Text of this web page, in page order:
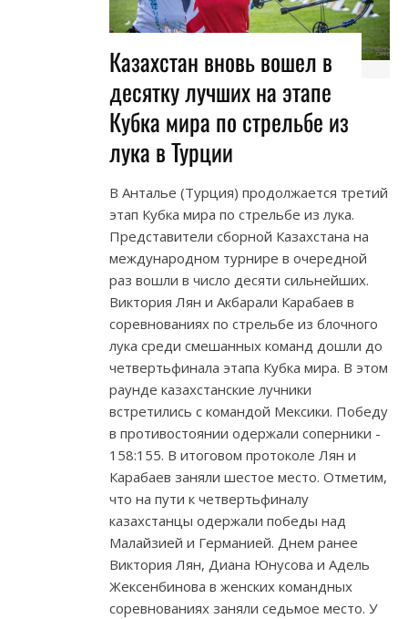
Казахстан вновь вошел в
десятку лучших на этапе
Кубка мира по стрельбе из
лука в Турции
В Анталье (Турция) продолжается третий
этап Кубка мира по стрельбе из лука.
Представители сборной Казахстана на
международном турнире в очередной
раз вошли в число десяти сильнейших.
Виктория Лян и Акбарали Карабаев в
соревнованиях по стрельбе из блочного
лука среди смешанных команд дошли до
четвертьфинала этапа Кубка мира. В этом
раунде казахстанские лучники
встретились с командой Мексики. Победу
в противостоянии одержали соперники -
158:155. В итоговом протоколе Лян и
Карабаев заняли шестое место. Отметим,
что на пути к четвертьфиналу
казахстанцы одержали победы над
Малайзией и Германией. Днем ранее
Виктория Лян, Диана Юнусова и Адель
Жексенбинова в женских командных
соревнованиях заняли седьмое место. У